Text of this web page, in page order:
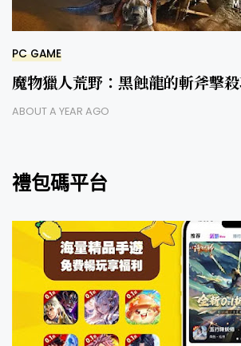
PC GAME
魔物獵人荒野：黑蝕龍的斬斧擊
ABOUT A YEAR AGO
禮包碼平台